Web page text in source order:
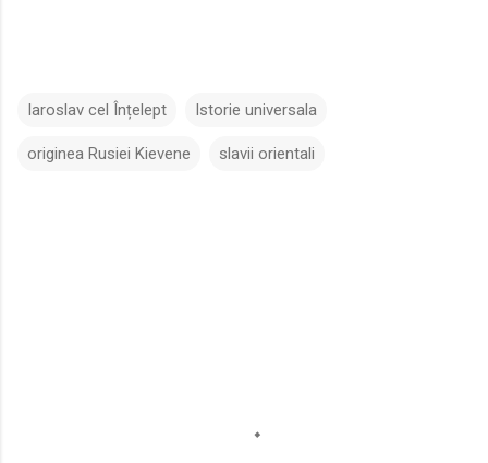
Iaroslav cel Înțelept Istorie universala
originea Rusiei Kievene slavii orientali